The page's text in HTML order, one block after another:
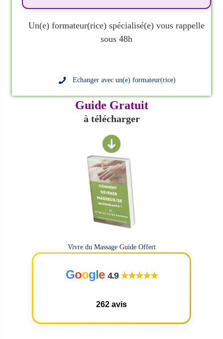
Un(e) formateur(rice) spécialisé(e) vous rappelle
sous 48h
Echanger avec un(e) formateur(rice)
Guide Gratuit
à télécharger
Vivre du Massage Guide Offert
Google 4.9★★★★★
262 avis